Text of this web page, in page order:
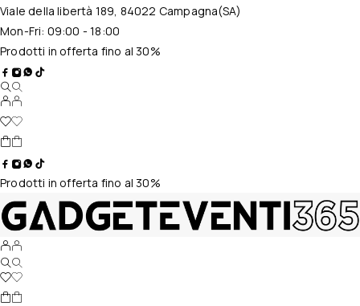
Viale della libertà 189, 84022 Campagna(SA)
Mon-Fri: 09:00 - 18:00
Prodotti in offerta fino al 30%
Prodotti in offerta fino al 30%